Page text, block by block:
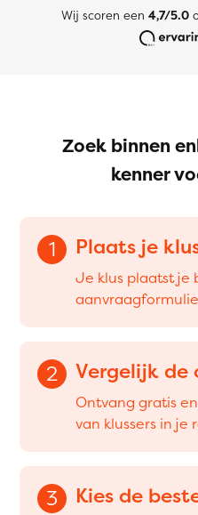
Wij scoren een 4,7/5.0
Zoek binnen
kenner
1 Plaats je
Je klus plaatst je
2 Vergelijk de
Ontvang gratis
van klussers in je
3 Kies de